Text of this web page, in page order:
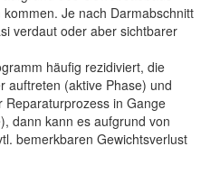
Je nach Darmabschnitt
verdaut oder aber sichtbarer
häufig rezidiviert, die
auftreten (aktive Phase) und
in Gange
dann kann es aufgrund von
bemerkbaren Gewichtsverlust